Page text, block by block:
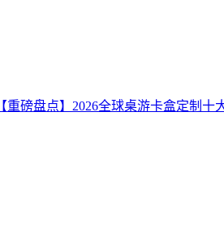
【重磅盘点】2026全球桌游卡盒定制十